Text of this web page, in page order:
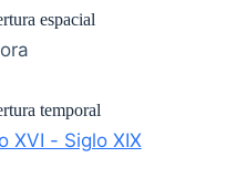
espacial
temporal
XVI - Siglo XIX